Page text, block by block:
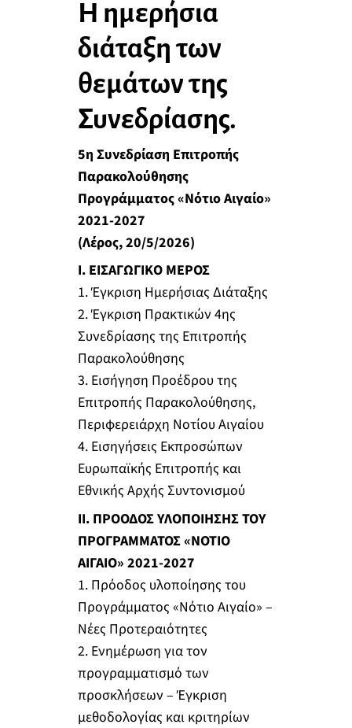
Η ημερήσια
διάταξη των
θεμάτων της
Συνεδρίασης.
5η Συνεδρίαση Επιτροπής
Παρακολούθησης
Προγράμματος «Νότιο Αιγαίο»
2021-2027
(Λέρος, 20/5/2026)
I. ΕΙΣΑΓΩΓΙΚΟ ΜΕΡΟΣ
1. Έγκριση Ημερήσιας Διάταξης
2. Έγκριση Πρακτικών 4ης
Συνεδρίασης της Επιτροπής
Παρακολούθησης
3. Εισήγηση Προέδρου της
Επιτροπής Παρακολούθησης,
Περιφερειάρχη Νοτίου Αιγαίου
4. Εισηγήσεις Εκπροσώπων
Ευρωπαϊκής Επιτροπής και
Εθνικής Αρχής Συντονισμού
II. ΠΡΟΟΔΟΣ ΥΛΟΠΟΙΗΣΗΣ ΤΟΥ
ΠΡΟΓΡΑΜΜΑΤΟΣ «ΝΟΤΙΟ
ΑΙΓΑΙΟ» 2021-2027
1. Πρόοδος υλοποίησης του
Προγράμματος «Νότιο Αιγαίο» –
Νέες Προτεραιότητες
2. Ενημέρωση για τον
προγραμματισμό των
προσκλήσεων – Έγκριση
μεθοδολογίας και κριτηρίων